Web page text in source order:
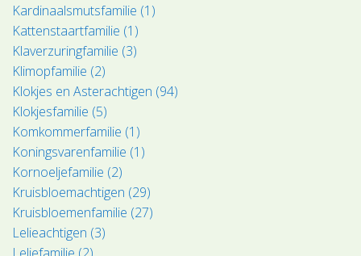
Kardinaalsmutsfamilie (1)
Kattenstaartfamilie (1)
Klaverzuringfamilie (3)
Klimopfamilie (2)
Klokjes en Asterachtigen (94)
Klokjesfamilie (5)
Komkommerfamilie (1)
Koningsvarenfamilie (1)
Kornoeljefamilie (2)
Kruisbloemachtigen (29)
Kruisbloemenfamilie (27)
Lelieachtigen (3)